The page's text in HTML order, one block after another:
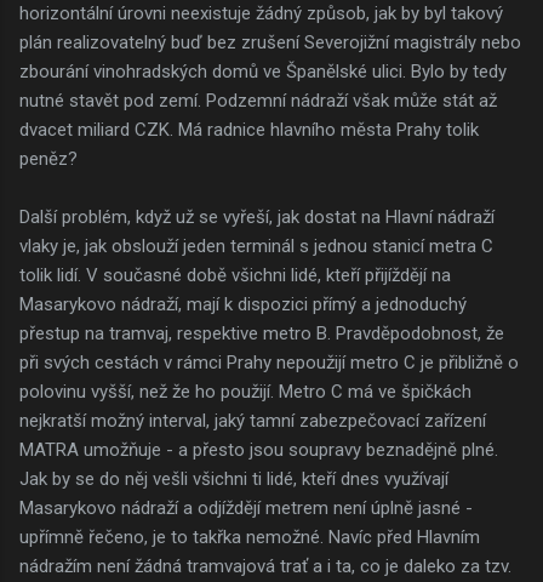
horizontální úrovni neexistuje žádný způsob, jak by byl takový
plán realizovatelný buď bez zrušení Severojižní magistrály nebo
zbourání vinohradských domů ve Španělské ulici. Bylo by tedy
nutné stavět pod zemí. Podzemní nádraží však může stát až
dvacet miliard CZK. Má radnice hlavního města Prahy tolik
peněz?
Další problém, když už se vyřeší, jak dostat na Hlavní nádraží
vlaky je, jak obslouží jeden terminál s jednou stanicí metra C
tolik lidí. V současné době všichni lidé, kteří přijíždějí na
Masarykovo nádraží, mají k dispozici přímý a jednoduchý
přestup na tramvaj, respektive metro B. Pravděpodobnost, že
při svých cestách v rámci Prahy nepoužijí metro C je přibližně o
polovinu vyšší, než že ho použijí. Metro C má ve špičkách
nejkratší možný interval, jaký tamní zabezpečovací zařízení
MATRA umožňuje - a přesto jsou soupravy beznadějně plné.
Jak by se do něj vešli všichni ti lidé, kteří dnes využívají
Masarykovo nádraží a odjíždějí metrem není úplně jasné -
upřímně řečeno, je to takřka nemožné. Navíc před Hlavním
nádražím není žádná tramvajová trať a i ta, co je daleko za tzv.